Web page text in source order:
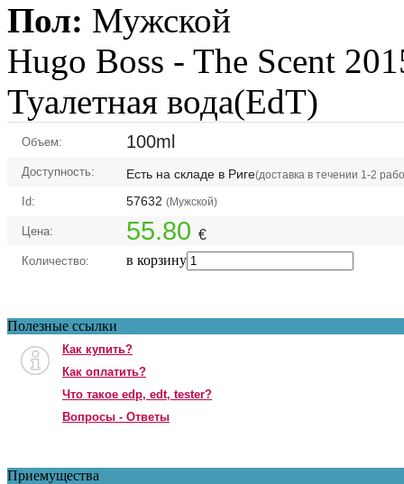
Пол: Мужской
Hugo Boss - The Scent
Туалетная вода(EdT)
Объем: 100ml
Доступность: Есть на складе в Риге(доставка в течении 1-2
Id: 57632 (Мужской)
Цена: 55.80 €
Количество: в корзину
Полезные ссылки
Как купить?
Как оплатить?
Что такое edp, edt, tester?
Вопросы - Ответы
Приемущества